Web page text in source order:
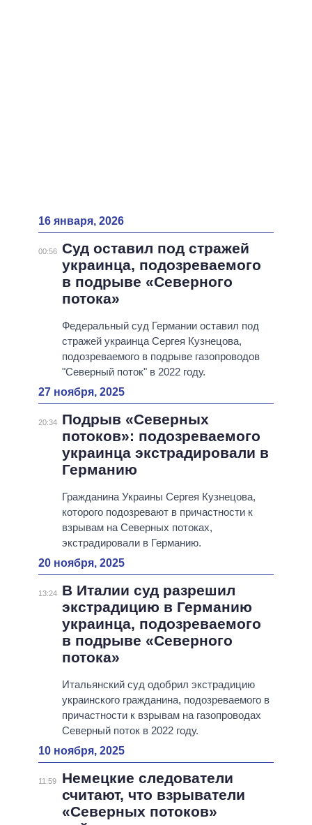
16 января, 2026
00:56 Суд оставил под стражей
украинца, подозреваемого
в подрыве «Северного
потока»
Федеральный суд Германии оставил под
стражей украинца Сергея Кузнецова,
подозреваемого в подрыве газопроводов
"Северный поток" в 2022 году.
27 ноября, 2025
20:34
Подрыв «Северных
потоков»: подозреваемого
украинца экстрадировали в
Германию
Гражданина Украины Сергея Кузнецова,
которого подозревают в причастности к
взрывам на Северных потоках,
экстрадировали в Германию.
20 ноября, 2025
13:24
В Италии суд разрешил
экстрадицию в Германию
украинца, подозреваемого
в подрыве «Северного
потока»
Итальянский суд одобрил экстрадицию
украинского гражданина, подозреваемого в
причастности к взрывам на газопроводах
Северный поток в 2022 году.
10 ноября, 2025
11:59
Немецкие следователи
считают, что взрыватели
«Северных потоков»